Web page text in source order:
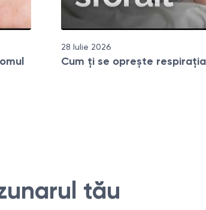
28 Iulie 2026
Cum ți se oprește
tău